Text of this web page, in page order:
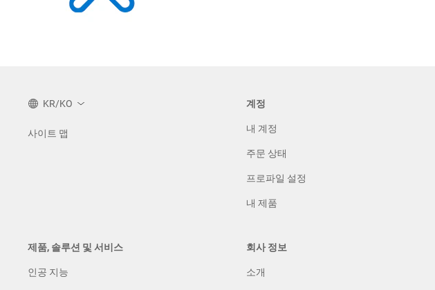
KR/KO
사이트 맵
계정
내 계정
주문 상태
프로파일 설정
내 제품
제품, 솔루션 및 서비스
인공 지능
회사 정보
소개